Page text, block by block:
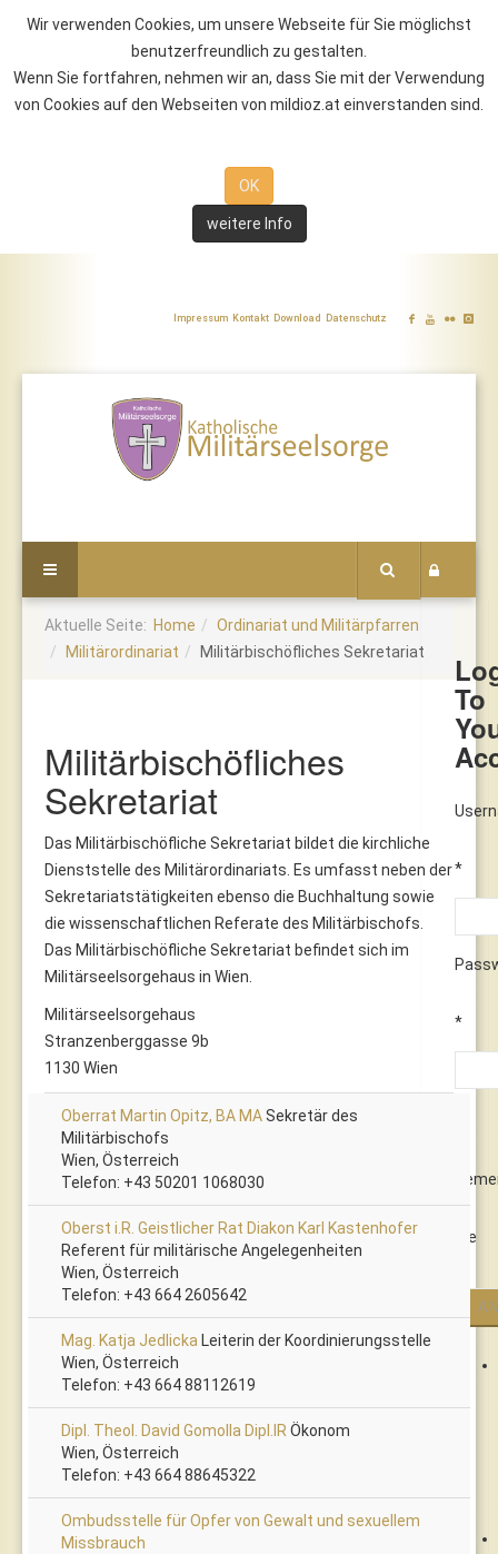
Wir verwenden Cookies, um unsere Webseite für Sie möglichst
benutzerfreundlich zu gestalten.
Wenn Sie fortfahren, nehmen wir an, dass Sie mit der Verwendung
von Cookies auf den Webseiten von mildioz.at einverstanden sind.
OK
weitere Info
Impressum Kontakt Download Datenschutz
To
*
*
Me
Aktuelle Seite: Home
Ordinariat und Militärpfarren
Militärordinariat
Militärbischöfliches Sekretariat
Militärbischöfliches
Sekretariat
Das Militärbischöfliche Sekretariat bildet die kirchliche
Dienststelle des Militärordinariats. Es umfasst neben der
Sekretariatstätigkeiten ebenso die Buchhaltung sowie
die wissenschaftlichen Referate des Militärbischofs.
Das Militärbischöfliche Sekretariat befindet sich im
Militärseelsorgehaus in Wien.
Militärseelsorgehaus
Stranzenberggasse 9b
1130 Wien
Oberrat Martin Opitz, BA MASekretär des
Militärbischofs
Wien, Österreich
Telefon: +43 50201 1068030
Oberst i.R. Geistlicher Rat Diakon Karl Kastenhofer
Referent für militärische Angelegenheiten
Wien, Österreich
Telefon: +43 664 2605642
Mag. Katja Jedlicka Leiterin der Koordinierungsstelle
Wien, Österreich
Telefon: +43 664 88112619
Dipl. Theol. David Gomolla Dipl.IR Ökonom
Wien, Österreich
Telefon: +43 664 88645322
Ombudsstelle für Opfer von Gewalt und sexuellem
Missbrauch